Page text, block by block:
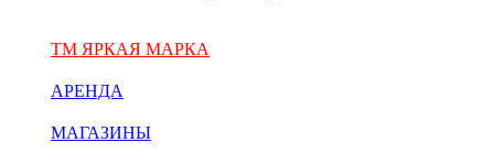
ТМ ЯРКАЯ МАРКА
АРЕНДА
МАГАЗИНЫ